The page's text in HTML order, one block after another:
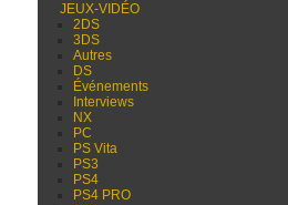
JEUX-VIDÉO
2DS
3DS
Autres
DS
Événements
Interviews
NX
PC
PS Vita
PS3
PS4
PS4 PRO